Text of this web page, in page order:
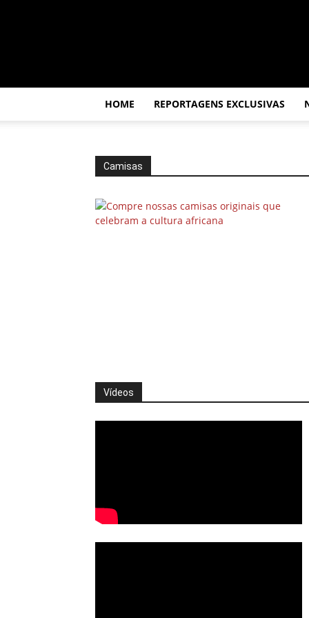
HOME REPORTAGENS EXCLUSIVAS
Camisas
Vídeos